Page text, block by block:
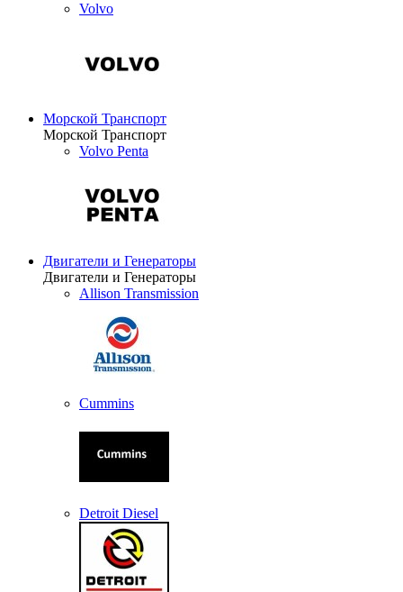
Volvo
Морской Транспорт
Морской Транспорт
Volvo Penta
Двигатели и Генераторы
Двигатели и Генераторы
Allison Transmission
Cummins
Detroit Diesel